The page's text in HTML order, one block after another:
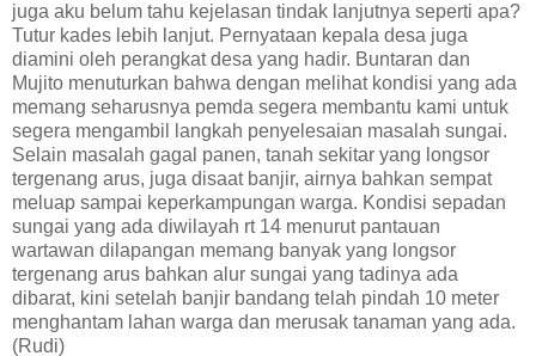
juga aku belum tahu kejelasan tindak lanjutnya seperti apa?
Tutur kades lebih lanjut. Pernyataan kepala desa juga
diamini oleh perangkat desa yang hadir. Buntaran dan
Mujito menuturkan bahwa dengan melihat kondisi yang ada
memang seharusnya pemda segera membantu kami untuk
segera mengambil langkah penyelesaian masalah sungai.
Selain masalah gagal panen, tanah sekitar yang longsor
tergenang arus, juga disaat banjir, airnya bahkan sempat
meluap sampai keperkampungan warga. Kondisi sepadan
sungai yang ada diwilayah rt 14 menurut pantauan
wartawan dilapangan memang banyak yang longsor
tergenang arus bahkan alur sungai yang tadinya ada
dibarat, kini setelah banjir bandang telah pindah 10 meter
menghantam lahan warga dan merusak tanaman yang ada.
(Rudi)